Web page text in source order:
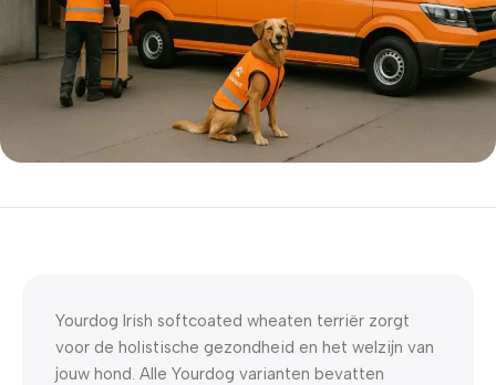
5% korting met code
Yourdog Irish softcoated wheaten terriër zorgt
voor de holistische gezondheid en het welzijn van
jouw hond. Alle Yourdog varianten bevatten